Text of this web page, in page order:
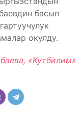
басып
окулду.
«Кутбилим»